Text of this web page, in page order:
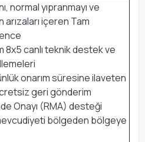
normal yıpranmayı ve
arızaları içeren Tam
8x5 canlı teknik destek ve
onarım süresine ilaveten
geri gönderim
Onayı (RMA) desteği
bölgeden bölgeye